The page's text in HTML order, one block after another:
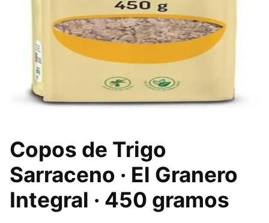
Copos de Trigo
Sarraceno · El Granero
Integral · 450 gramos